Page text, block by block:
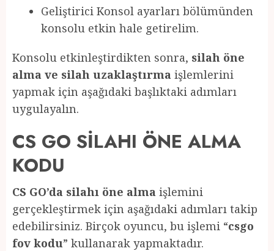
Geliştirici Konsol ayarları bölümünden
konsolu etkin hale getirelim.
Konsolu etkinleştirdikten sonra, silah öne
alma ve silah uzaklaştırma işlemlerini
yapmak için aşağıdaki başlıktaki adımları
uygulayalın.
CS GO SİLAHI ÖNE ALMA
KODU
CS GO’da silahı öne alma işlemini
gerçekleştirmek için aşağıdaki adımları takip
edebilirsiniz. Birçok oyuncu, bu işlemi “csgo
fov kodu” kullanarak yapmaktadır.